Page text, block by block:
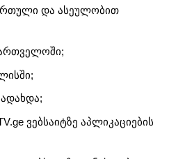
და ასეულობით
ვებსაიტზე აპლიკაციების